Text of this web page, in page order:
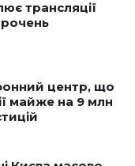
трансляції
центр, що
майже на 9 млн